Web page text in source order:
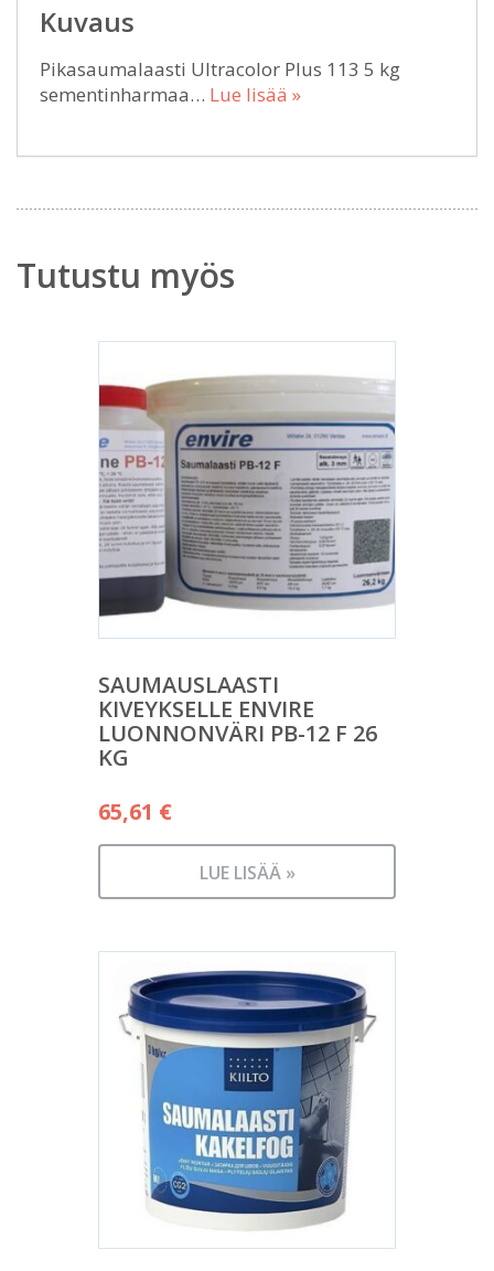
Kuvaus
Pikasaumalaasti Ultracolor Plus 113 5 kg
sementinharmaa… Lue lisää »
Tutustu myös
SAUMAUSLAASTI
KIVEYKSELLE ENVIRE
LUONNONVÄRI PB-12 F 26
KG
65,61 €
LUE LISÄÄ »